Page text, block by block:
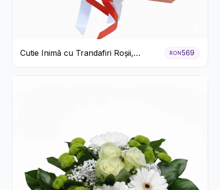
Cutie Inimă cu Trandafiri Roșii,
Crizanteme Albe și Bomboane
Raffaello
RON569